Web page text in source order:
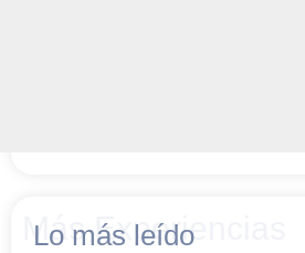
Más Experiencias
Lo más leído